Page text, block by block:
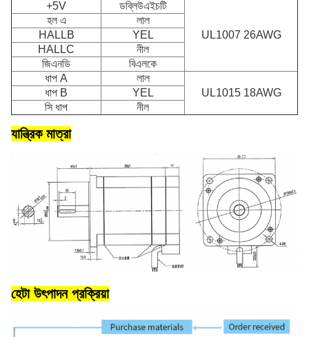
+5V
ডব্লিউএইচটি
UL1007 26AWG
হল এ
লাল
HALLB
YEL
HALLC
নীল
জিএনডি
বিএলকে
ধাপ A
লাল
UL1015 18AWG
ধাপ B
YEL
সি ধাপ
নীল
যান্ত্রিক মাত্রা
হেটা উৎপাদন প্রক্রিয়া